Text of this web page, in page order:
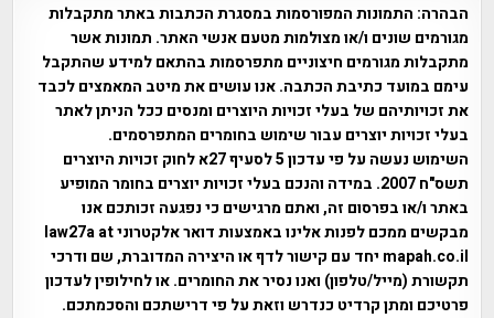
הבהרה: התמונות המפורסמות במסגרת הכתבות באתר מתקבלות
מגורמים שונים ו/או מצולמות מטעם אנשי האתר. תמונות אשר
מתקבלות מגורמים חיצוניים מתפרסמות בהתאם למידע שהתקבל
עימם במועד כתיבת הכתבה. אנו עושים את מיטב המאמצים לכבד
את זכויותיהם של בעלי זכויות היוצרים ומנסים ככל הניתן לאתר
בעלי זכויות יוצרים עבור שימוש בחומרים המתפרסמים.
השימוש נעשה על פי עדכון 5 לסעיף 27א לחוק זכויות היוצרים
תשס"ח 2007. במידה והנכם בעלי זכויות יוצרים בחומר המופיע
באתר ו/או בפרסום זה, ואתם מרגישים כי נפגעה זכותכם אנו
מבקשים ממכם לפנות אלינו באמצעות דואר אלקטרוני law27a at
mapah.co.il יחד עם קישור לדף או היצירה המדוברת, שם ודרכי
תקשורת (מייל/טלפון) ואנו נסיר את החומרים. או לחילופין לעדכון
פרטיכם ומתן קרדיט כנדרש וזאת על פי דרישתכם והסכמתכם.